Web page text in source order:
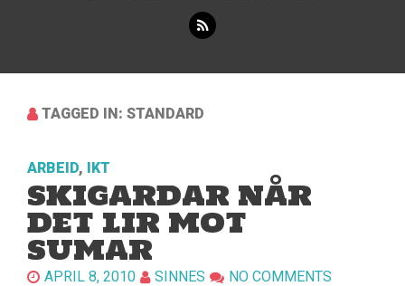
TAGGED IN: STANDARD
ARBEID, IKT
SKIGARDAR NÅR
DET LIR MOT
SUMAR
APRIL 8, 2010 SINNES NO COMMENTS